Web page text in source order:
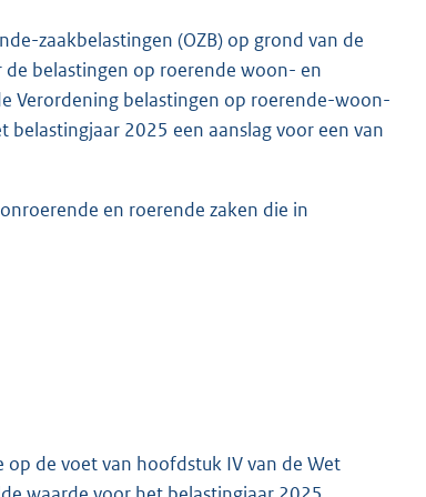
zaakbelastingen (OZB) op grond van de
belastingen op roerende woon- en
Verordening belastingen op roerende-woon-
2025 een aanslag voor een van
en roerende zaken die in
de voet van hoofdstuk IV van de Wet